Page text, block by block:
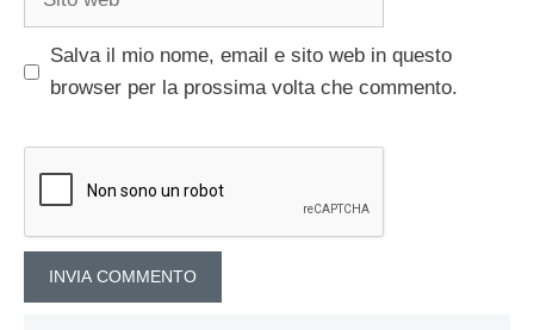
Salva il mio nome, email e sito web in questo
browser per la prossima volta che commento.